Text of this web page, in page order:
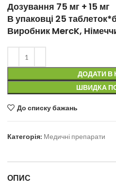
Дозування 75 мг + 15 мг
В упаковці 25
Виробник MercK,
ДОДАТИ В
ШВИДКА
До списку бажань
Категорія: Медичні препарати
ОПИС